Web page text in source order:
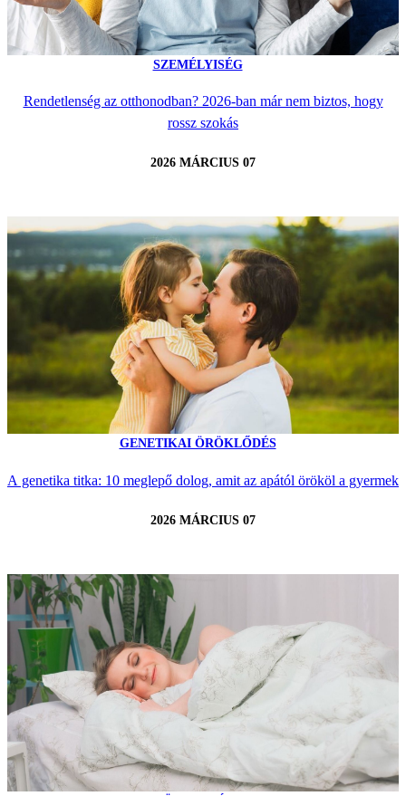
SZEMÉLYISÉG
Rendetlenség az otthonodban? 2026-ban már nem biztos, hogy
rossz szokás
2026 MÁRCIUS 07
GENETIKAI ÖRÖKLŐDÉS
A genetika titka: 10 meglepő dolog, amit az apától örököl a gyermek
2026 MÁRCIUS 07